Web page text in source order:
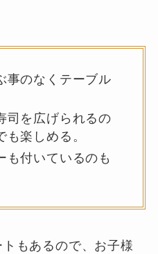
事のなくテーブル
司を広げられるの
楽しめる。
も付いているのも
もあるので、お子様